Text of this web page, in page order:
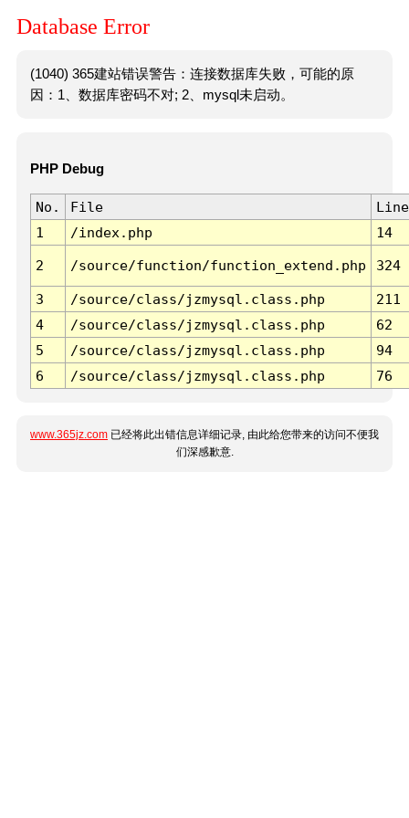
Database Error
(1040) 365建站错误警告：连接数据库失败，可能的原
因：1、数据库密码不对; 2、mysql未启动。
PHP Debug
No. File
Line
1
/index.php 14
2 /source/function/function_extend.php 324
3 /source/class/jzmysql.class.php
211
4
/source/class/jzmysql.class.php
62
5
/source/class/jzmysql.class.php
94
6
/source/class/jzmysql.class.php 76
www.365jz.com 已经将此出错信息详细记录, 由此给您带来的访问不便我
们深感歉意.